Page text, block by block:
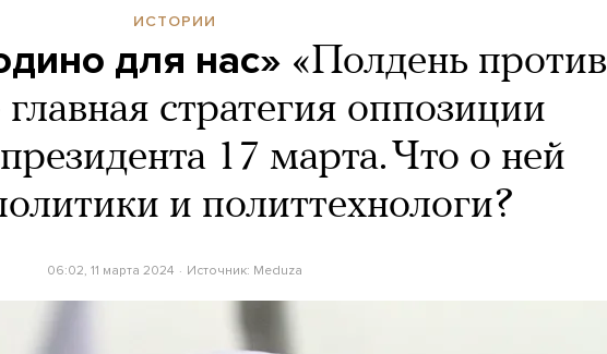
ИСТОРИИ
для нас» «Полдень против
стратегия оппозиции
17 марта. Что о ней
и политтехнологи?
06:02, 11 марта 2024 Источник: Meduza